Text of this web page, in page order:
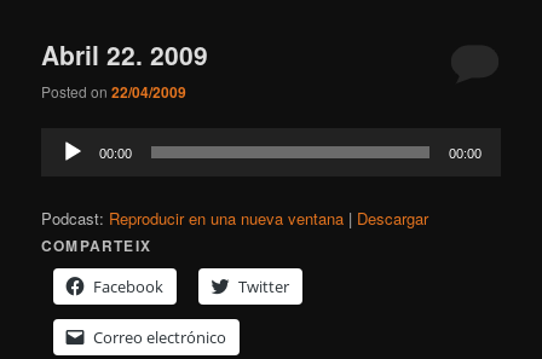
Abril 22. 2009
Posted on22/04/2009
Reproductor
00:00 00:00
Podcast: Reproducir en una nueva ventana | Descargar
COMPARTEIX
Facebook
Twitter
Correo electrónico